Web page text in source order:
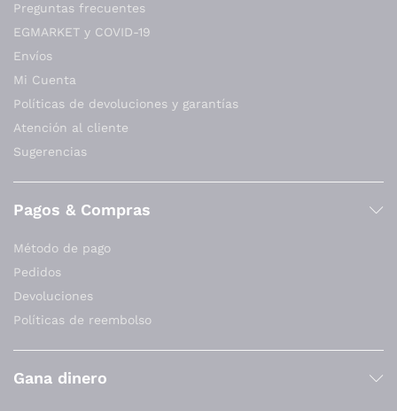
Preguntas frecuentes
EGMARKET y COVID-19
Envíos
Mi Cuenta
Políticas de devoluciones y garantías
Atención al cliente
Sugerencias
Pagos & Compras
Método de pago
Pedidos
Devoluciones
Políticas de reembolso
Gana dinero